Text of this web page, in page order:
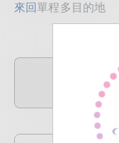
來回單程多目的地
臺北(桃園)